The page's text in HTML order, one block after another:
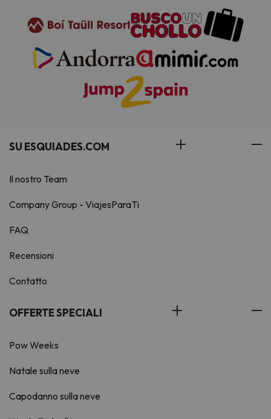
SU ESQUIADES.COM
Il nostro Team
Company Group - ViajesParaTi
FAQ
Recensioni
Contatto
OFFERTE SPECIALI
Pow Weeks
Natale sulla neve
Capodanno sulla neve